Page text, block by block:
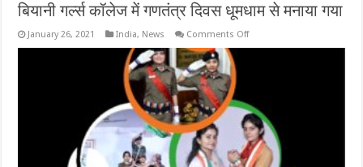
बियानी गर्ल्स कॉलेज में गणतंत्र दिवस धूमधाम से मनाया गया
January 26, 2021 India, News Comments Offon
धूमधाम
से
मनाया
गया